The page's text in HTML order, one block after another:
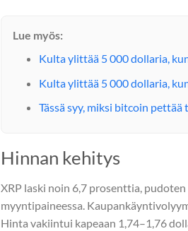
Lue myös:
Kulta ylittää 5 000 dollaria,
Kulta ylittää 5 000 dollaria,
Tässä syy, miksi bitcoin
Hinnan kehitys
XRP laski noin 6,7 prosenttia,
myyntipaineessa.
Hinta vakiintui kapeaan 1,74–1,76